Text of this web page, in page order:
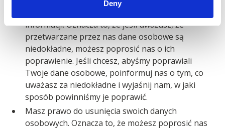
Deny
informacji. Oznacza to, że jeśli uważasz, że
przetwarzane przez nas dane osobowe są
niedokładne, możesz poprosić nas o ich
poprawienie. Jeśli chcesz, abyśmy poprawiali
Twoje dane osobowe, poinformuj nas o tym, co
uważasz za niedokładne i wyjaśnij nam, w jaki
sposób powinniśmy je poprawić.
Masz prawo do usunięcia swoich danych
osobowych. Oznacza to, że możesz poprosić nas